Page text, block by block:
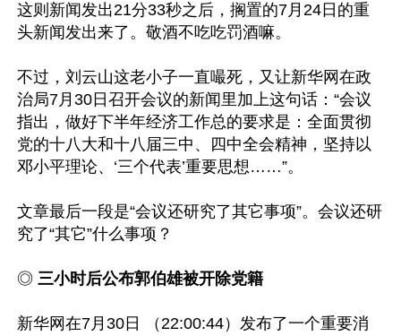
这则新闻发出21分33秒之后，搁置的7月24日的重
头新闻发出来了。敬酒不吃吃罚酒嘛。
不过，刘云山这老小子一直嘬死，又让新华网在政
治局7月30日召开会议的新闻里加上这句话：“会议
指出，做好下半年经济工作总的要求是：全面贯彻
党的十八大和十八届三中、四中全会精神，坚持以
邓小平理论、‘三个代表’重要思想……”。
文章最后一段是“会议还研究了其它事项”。会议还研
究了“其它”什么事项？
◎ 三小时后公布郭伯雄被开除党籍
新华网在7月30日 （22:00:44）发布了一个重要消